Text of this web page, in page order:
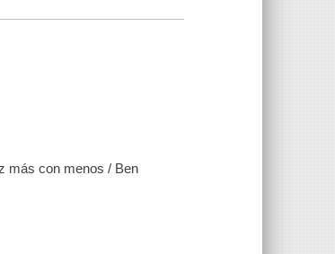
más con menos / Ben